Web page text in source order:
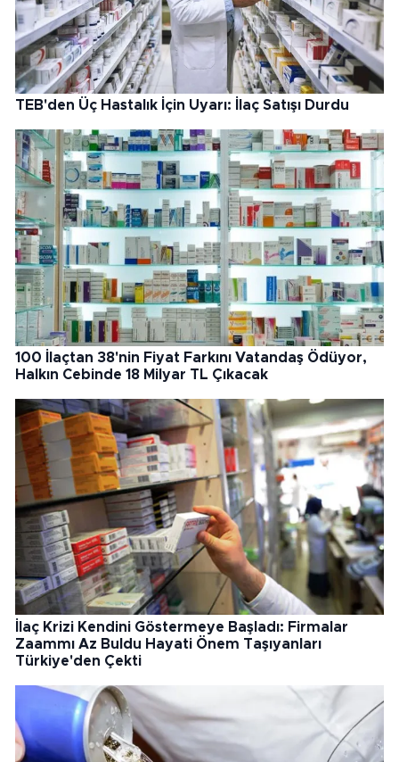
TEB'den Üç Hastalık İçin Uyarı: İlaç Satışı Durdu
100 İlaçtan 38'nin Fiyat Farkını Vatandaş Ödüyor,
Halkın Cebinde 18 Milyar TL Çıkacak
İlaç Krizi Kendini Göstermeye Başladı: Firmalar
Zaammı Az Buldu Hayati Önem Taşıyanları
Türkiye'den Çekti